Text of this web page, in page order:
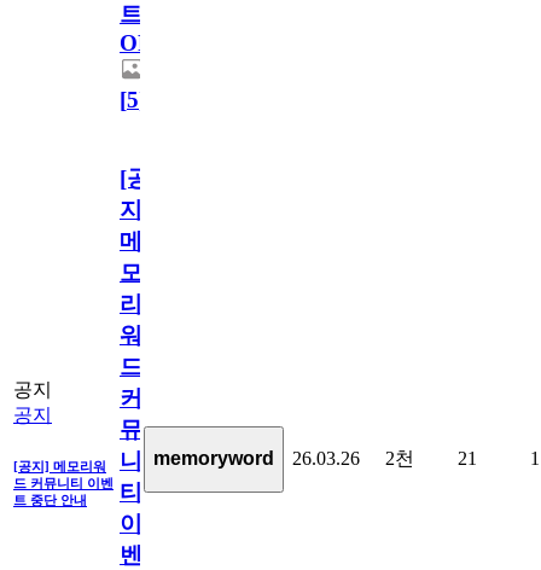
트
OPEN!
[5]
공지
공지
[공지] 메모리워
드 커뮤니티 이벤
트 중단 안내
[공
지]
메
모
리
워
드
커
뮤
니
티
이
벤
memoryword 26.03.26 2천 21 1